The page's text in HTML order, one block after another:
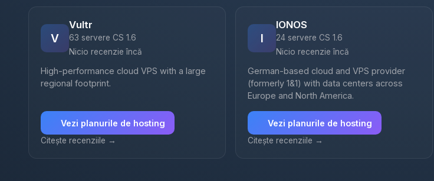
V
Vultr
63 servere CS 1.6
Nicio recenzie încă
High-performance cloud VPS with a large
regional footprint.
Vezi planurile de hosting
Citește recenziile →
I
IONOS
24 servere CS 1.6
Nicio recenzie încă
German-based cloud and VPS provider
(formerly 1&1) with data centers across
Europe and North America.
Vezi planurile de hosting
Citește recenziile →